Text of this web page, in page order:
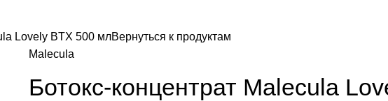
Lovely BTX 500 млВернуться к продуктам
Malecula
Ботокс-концентрат Malecula